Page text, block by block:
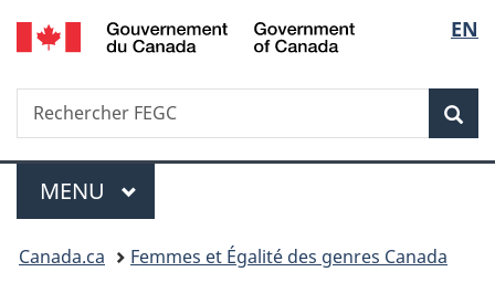
Passer
au
Passer
à
du
Passer
à
simplifiée
de
la
EN
Recherche
Rechercher
FEGC
Menu
MENU PRINCIPAL
Vous
Canada.ca Femmes et Égalité des genres Canada